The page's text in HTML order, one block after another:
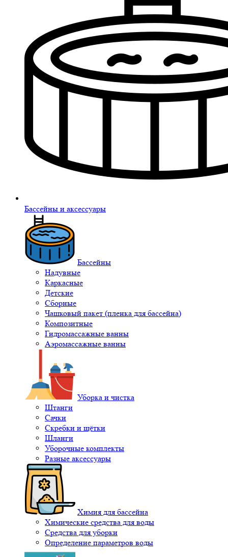
Бассейны и аксессуары
Бассейны
Надувные
Каркасные
Детские
Сборные
Чашковый пакет (пленка для бассейна)
Композитные
Гидромассажные ванны
Аэромассажные ванны
Уборка и чистка
Штанги
Сачки
Скребки и щётки
Шланги
Уборочные комплекты
Разные аксессуары
Химия для бассейна
Химические средства для воды
Средства для уборки
Определение параметров воды